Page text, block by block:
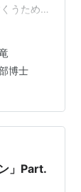
うため
くの そ
ボット
の しめ
ャラクタ
者隊…
博士
」Part.